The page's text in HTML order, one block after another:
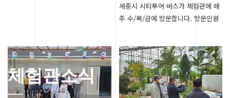
체험관소식
세종시 시티투어 버스가 체험관에 매
주 수/목/금에 방문합니다. 방문인원